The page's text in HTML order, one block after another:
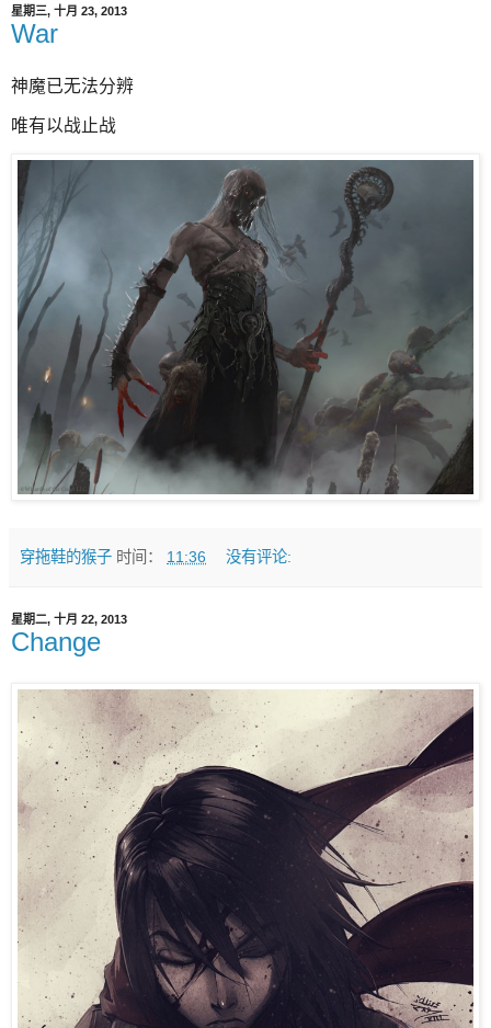
星期三, 十月 23, 2013
War
神魔已无法分辨
唯有以战止战
穿拖鞋的猴子 时间： 11:36 没有评论:
星期二, 十月 22, 2013
Change